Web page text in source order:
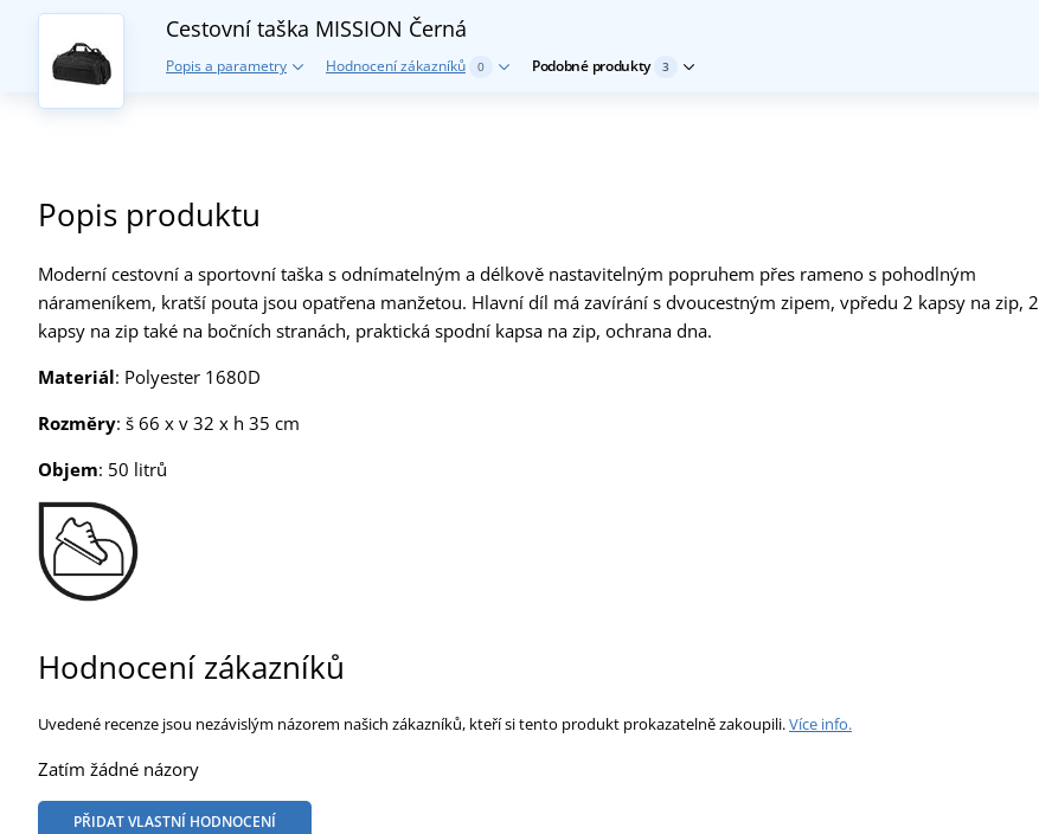
Cestovní taška MISSION Černá
Popis a parametry Hodnocení zákazníků 0 Podobné produkty 3
Popis produktu
Moderní cestovní a sportovní taška s odnímatelným a délkově nastavitelným popruhem přes rameno s pohodlným
nárameníkem, kratší pouta jsou opatřena manžetou. Hlavní díl má zavírání s dvoucestným zipem, vpředu 2 kapsy na zip, 2
kapsy na zip také na bočních stranách, praktická spodní kapsa na zip, ochrana dna.
Materiál: Polyester 1680D
Rozměry: š 66 x v 32 x h 35 cm
Objem: 50 litrů
Hodnocení zákazníků
Uvedené recenze jsou nezávislým názorem našich zákazníků, kteří si tento produkt prokazatelně zakoupili.Více info.
Zatím žádné názory
PŘIDAT VLASTNÍ HODNOCENÍ